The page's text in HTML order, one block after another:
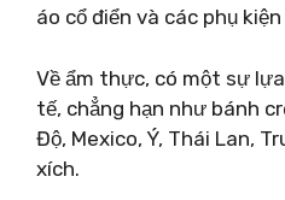
áo cổ điển và các phụ
Về ẩm thực, có một sự
tế, chẳng hạn như bánh
Độ, Mexico, Ý, Thái Lan,
xích.